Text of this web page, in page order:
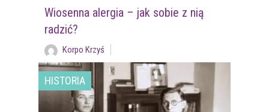
Wiosenna alergia – jak sobie z nią
radzić?
Korpo Krzyś
HISTORIA